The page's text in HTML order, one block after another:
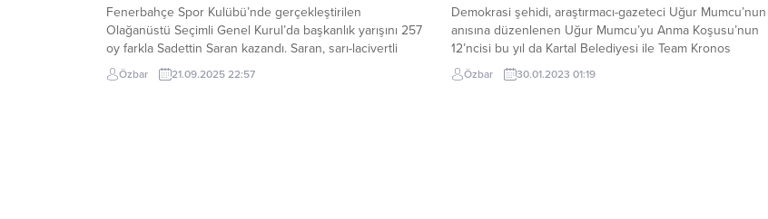
Fenerbahçe Spor Kulübü’nde gerçekleştirilen
Olağanüstü Seçimli Genel Kurul’da başkanlık yarışını 257
oy farkla Sadettin Saran kazandı. Saran, sarı-lacivertli
kulübün 38. başkanı oldu. Chobani Stadı’na bitişik eski
Kenan Evren Lisesi arsasında kurulan alanda yapılan
Özbar 21.09.2025 22:57
Demokrasi şehidi, araştırmacı-gazeteci Uğur Mumcu’nun
anısına düzenlenen Uğur Mumcu’yu Anma Koşusu’nun
12’ncisi bu yıl da Kartal Belediyesi ile Team Kronos
işbirliğinin öncülüğünde gerçekleşti. Lisanslı koşucuların
yanı sıra amatör spor tutkunlarının da buluştuğu yarış;
Özbar 30.01.2023 01:19